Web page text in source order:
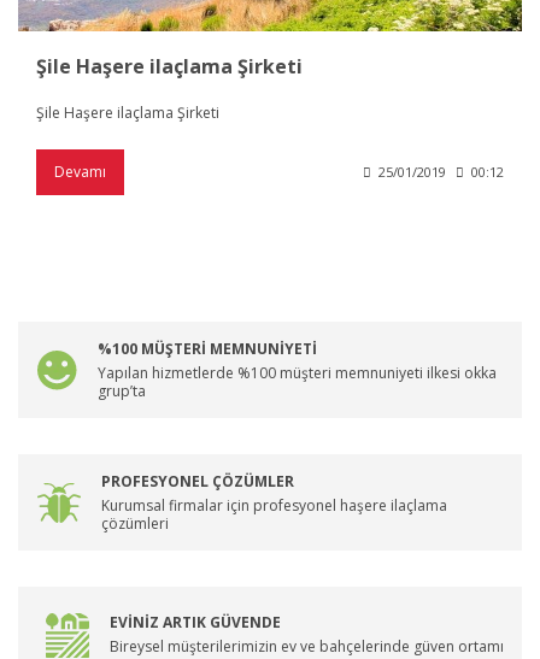
Şile Haşere ilaçlama Şirketi
Şile Haşere ilaçlama Şirketi
Devamı 25/01/2019 00:12
%100 MÜŞTERİ MEMNUNİYETİ
Yapılan hizmetlerde %100 müşteri memnuniyeti ilkesi okka
grup’ta
PROFESYONEL ÇÖZÜMLER
Kurumsal firmalar için profesyonel haşere ilaçlama
çözümleri
EVİNİZ ARTIK GÜVENDE
Bireysel müşterilerimizin ev ve bahçelerinde güven ortamı